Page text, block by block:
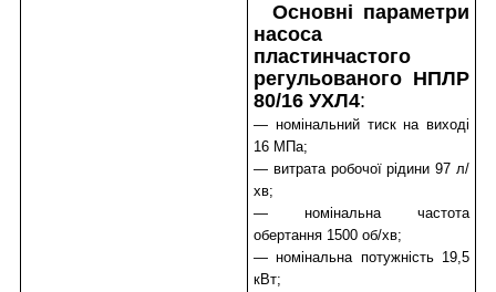
Основні параметри
насоса
пластинчастого
регульованого НПЛР
80/16 УХЛ4:
— номінальний тиск на виході
16 МПа;
— витрата робочої рідини 97 л/
хв;
— номінальна частота
обертання 1500 об/хв;
— номінальна потужність 19,5
кВт;